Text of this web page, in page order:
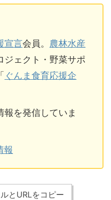
宣言会員。 農林水産
ジェクト・野菜サポ
ぐんま食育応援企
を発信していま
報
とURLをコピー